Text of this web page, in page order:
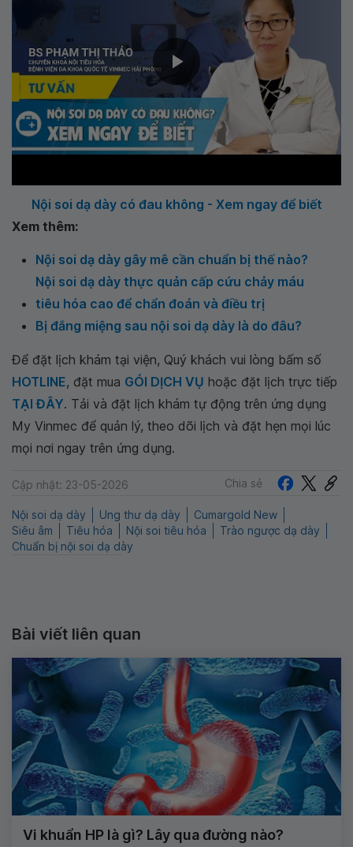
Nội soi dạ dày có đau không - Xem ngay để biết
Xem thêm:
Nội soi dạ dày gây mê cần chuẩn bị thế nào?
Nội soi dạ dày thực quản cấp cứu chảy máu
tiêu hóa cao để chẩn đoán và điều trị
Bị đắng miệng sau nội soi dạ dày là do đâu?
Để đặt lịch khám tại viện, Quý khách vui lòng bấm số
HOTLINE, đặt mua GÓI DỊCH VỤ hoặc đặt lịch trực tiếp
TẠI ĐÂY. Tải và đặt lịch khám tự động trên ứng dụng
My Vinmec để quản lý, theo dõi lịch và đặt hẹn mọi lúc
mọi nơi ngay trên ứng dụng.
Cập nhật: 23-05-2026 Chia sẻ
Nội soi dạ dày Ung thư dạ dày
Cumargold New
Siêu âm
Tiêu hóa Nội soi tiêu hóa
Trào ngược dạ dày
Chuẩn bị nội soi dạ dày
Bài viết liên quan
Vi khuẩn HP là gì? Lây qua đường nào?